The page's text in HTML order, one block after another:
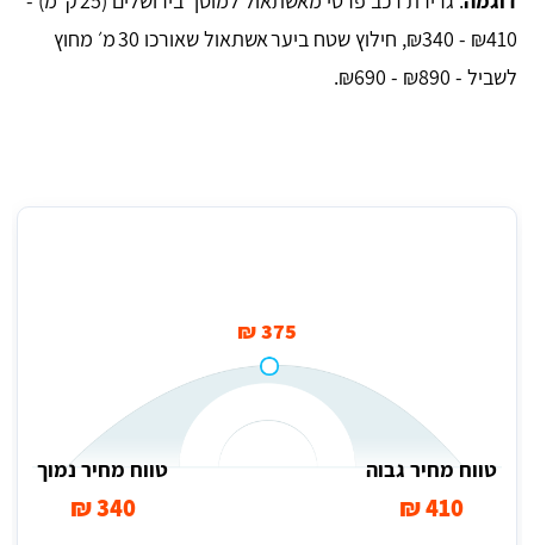
‎₪340 - ₪410, חילוץ שטח ביער אשתאול שאורכו 30 מ׳ מחוץ
לשביל - ‎₪690 - ₪890.
375 ₪
טווח מחיר גבוה
410 ₪
טווח מחיר נמוך
340 ₪